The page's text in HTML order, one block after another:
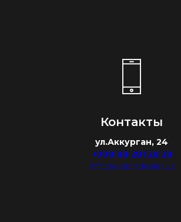
Контакты
ул.Аккурган, 24
+998 88 281 28 28
info@watchdealer.uz